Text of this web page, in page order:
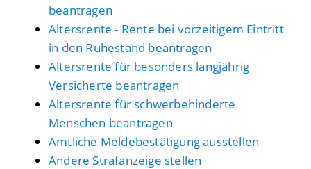
beantragen
Altersrente - Rente bei vorzeitigem Eintritt
in den Ruhestand beantragen
Altersrente für besonders langjährig
Versicherte beantragen
Altersrente für schwerbehinderte
Menschen beantragen
Amtliche Meldebestätigung ausstellen
Andere Strafanzeige stellen